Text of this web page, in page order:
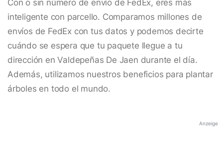
Con o sin número de envío de FedEx, eres más
inteligente con parcello. Comparamos millones de
envíos de FedEx con tus datos y podemos decirte
cuándo se espera que tu paquete llegue a tu
dirección en Valdepeñas De Jaen durante el día.
Además, utilizamos nuestros beneficios para plantar
árboles en todo el mundo.
Anzeige